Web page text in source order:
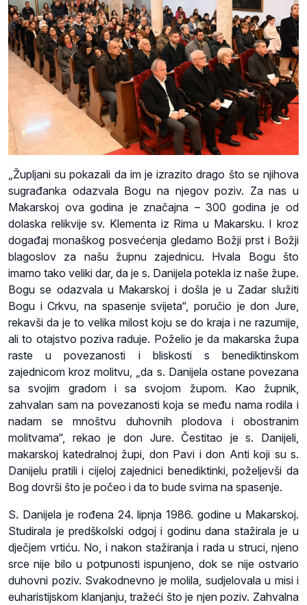
„Župljani su pokazali da im je izrazito drago što se njihova
sugrađanka odazvala Bogu na njegov poziv. Za nas u
Makarskoj ova godina je značajna – 300 godina je od
dolaska relikvije sv. Klementa iz Rima u Makarsku. I kroz
događaj monaškog posvećenja gledamo Božji prst i Božji
blagoslov za našu župnu zajednicu. Hvala Bogu što
imamo tako veliki dar, da je s. Danijela potekla iz naše župe.
Bogu se odazvala u Makarskoj i došla je u Zadar služiti
Bogu i Crkvu, na spasenje svijeta“, poručio je don Jure,
rekavši da je to velika milost koju se do kraja i ne razumije,
ali to otajstvo poziva raduje. Poželio je da makarska župa
raste u povezanosti i bliskosti s benediktinskom
zajednicom kroz molitvu, „da s. Danijela ostane povezana
sa svojim gradom i sa svojom župom. Kao župnik,
zahvalan sam na povezanosti koja se među nama rodila i
nadam se mnoštvu duhovnih plodova i obostranim
molitvama“, rekao je don Jure. Čestitao je s. Danijeli,
makarskoj katedralnoj župi, don Pavi i don Anti koji su s.
Danijelu pratili i cijeloj zajednici benediktinki, poželjevši da
Bog dovrši što je počeo i da to bude svima na spasenje.
S. Danijela je rođena 24. lipnja 1986. godine u Makarskoj.
Studirala je predškolski odgoj i godinu dana stažirala je u
dječjem vrtiću. No, i nakon stažiranja i rada u struci, njeno
srce nije bilo u potpunosti ispunjeno, dok se nije ostvario
duhovni poziv. Svakodnevno je molila, sudjelovala u misi i
euharistijskom klanjanju, tražeći što je njen poziv. Zahvalna